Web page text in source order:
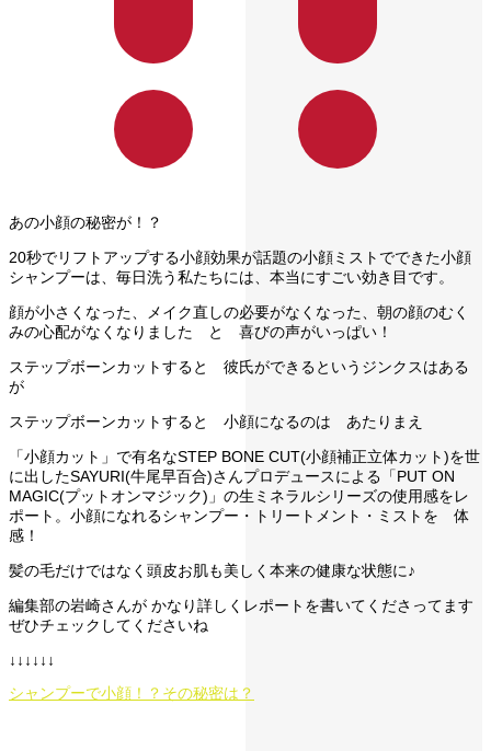
あの小顔の秘密が！？
20秒でリフトアップする小顔効果が話題の小顔ミストでできた小顔
シャンプーは、毎日洗う私たちには、本当にすごい効き目です。
顔が小さくなった、メイク直しの必要がなくなった、朝の顔のむく
みの心配がなくなりました と 喜びの声がいっぱい！
ステップボーンカットすると 彼氏ができるというジンクスはある
が
ステップボーンカットすると 小顔になるのは あたりまえ
「小顔カット」で有名なSTEP BONE CUT(小顔補正立体カット)を世
に出したSAYURI(牛尾早百合)さんプロデュースによる「PUT ON
MAGIC(プットオンマジック)」の生ミネラルシリーズの使用感をレ
ポート。小顔になれるシャンプー・トリートメント・ミストを 体
感！
髪の毛だけではなく頭皮お肌も美しく本来の健康な状態に♪
編集部の岩崎さんが かなり詳しくレポートを書いてくださってます
ぜひチェックしてくださいね
↓↓↓↓↓↓
シャンプーで小顔！？その秘密は？